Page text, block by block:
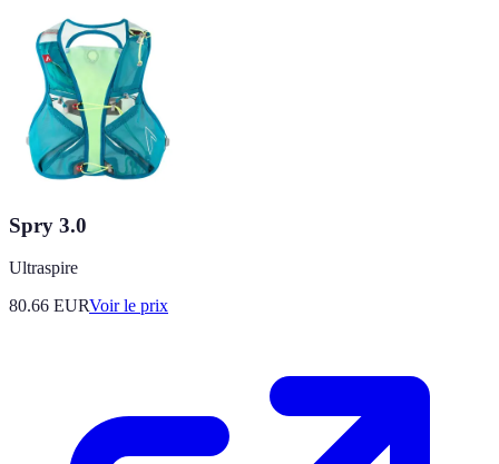
Spry 3.0
Ultraspire
80.66 EURVoir le prix